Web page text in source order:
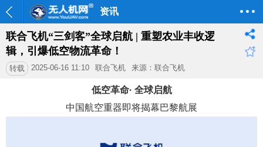
资讯
联合飞机“三剑客”全球启航 | 重塑农业丰收逻
辑，引爆低空物流革命！
转载 2025-06-16 11:10 联合飞机 来源：联合飞机
低空革命· 全球启航
中国航空重器即将揭幕巴黎航展